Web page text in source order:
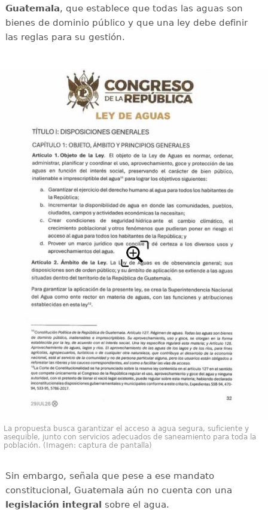
Guatemala, que establece que todas las aguas son
bienes de dominio público y que una ley debe definir
las reglas para su gestión.
La propuesta busca garantizar el acceso a agua segura, suficiente y
asequible, junto con servicios adecuados de saneamiento para toda la
población. (Imagen: captura de pantalla)
Sin embargo, señala que pese a ese mandato
constitucional, Guatemala aún no cuenta con una
legislación integral sobre el agua.